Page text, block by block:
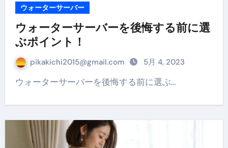
ウォーターサーバー
ウォーターサーバーを後悔する前に選
ぶポイント！
pikakichi2015@gmail.com 5月 4, 2023
ウォーターサーバーを後悔する前に選ぶ…